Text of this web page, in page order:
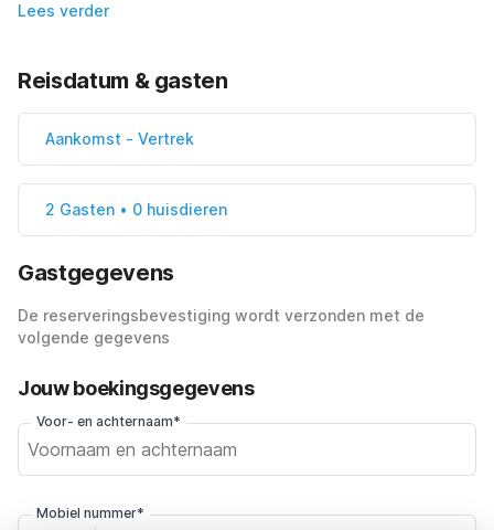
Lees verder
Reisdatum & gasten
Aankomst - Vertrek
2 Gasten • 0 huisdieren
Gastgegevens
De reserveringsbevestiging wordt verzonden met de
volgende gegevens
Jouw boekingsgegevens
Voor- en achternaam*
Mobiel nummer*